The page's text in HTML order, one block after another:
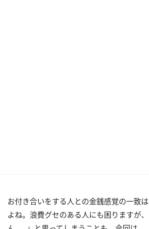
お付き合いをする人との金銭感覚の一致
よね。浪費グセのある人にも困りますが